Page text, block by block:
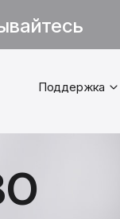
Поддержка